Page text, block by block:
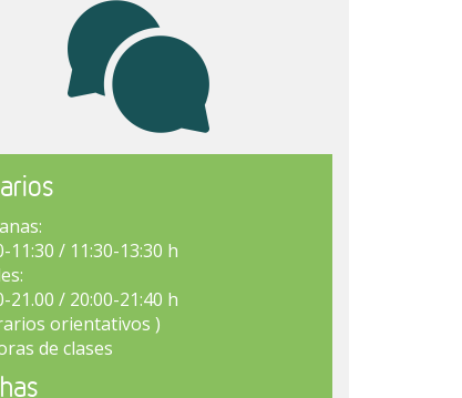
11:30 / 11:30-13:30 h
21.00 / 20:00-21:40 h
orientativos )
de clases